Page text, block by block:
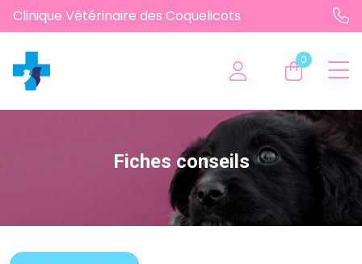
Clinique Vétérinaire des Coquelicots
0
Fiches conseils